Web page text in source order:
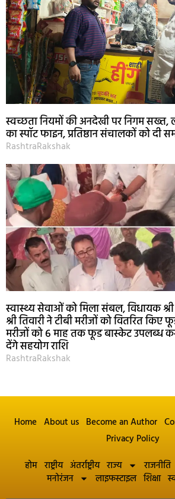
स्वच्छता नियमों की अनदेखी पर निगम
का स्पॉट फाइन, प्रतिष्ठान संचालकों को दी
RashtraRakshak
स्वास्थ्य सेवाओं को मिला संबल, विधायक
श्री तिवारी ने टीबी मरीजों को वितरित किए
मरीजों को 6 माह तक फूड बास्केट उपलब्ध
देंगे सहयोग राशि
RashtraRakshak
Home About us Become an Author
Privacy Policy
होम राष्ट्रीय अंतर्राष्ट्रीय राज्य राजनीति
मनोरंजन
लाइफस्टाइल शिक्षा